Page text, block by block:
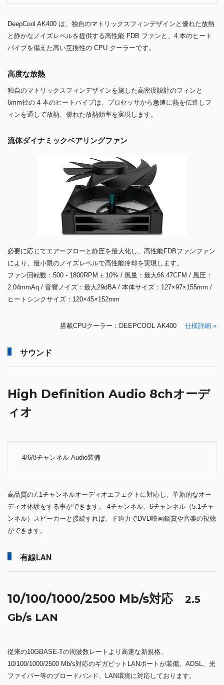
DeepCool AK400 は、独自のマトリックスフィンデザインと優れた放熱
と静かなノイズレベルを提供する高性能 FDB ファンと、4 本のヒート
パイプを備えた高い互換性の CPU クーラーです。
高度な放熱
独自のマトリックスフィンデザインを施した高密度設計のフィンと
6mm径の 4 本のヒートパイプは、プロセッサから急速に熱を伝達しフ
ィンを通して放熱、優れた放熱効率を実現します。
流体ダイナミックベアリングファン
必要に応じてエアーフローと静圧を最大化し、高性能FDBファンファン
により、最小限のノイズレベルで高性能冷却を実現します。
ファン回転数：500 - 1800RPM ± 10% / 風量：最大66.47CFM / 風圧：
2.04mmAq / 音響ノイズ：最大29dBA / 本体サイズ：127×97×155mm /
ヒートシンクサイズ：120×45×152mm
搭載CPUクーラー：DEEPCOOL AK400 仕様詳細 »
サウンド
High Definition Audio 8chオーデ
ィオ
4/6/8チャンネル Audio装備
高品質の7.1チャンネルオーディオエフェクトに対応し、革新的なオー
ディオ体験をする事ができます。 4チャンネル、6チャンネル（5.1チャ
ンネル）スピーカーと接続すれば、ド迫力でDVD映画鑑賞や音楽の視聴
ができます。
有線LAN
10/100/1000/2500 Mb/s対応 2.5
Gb/s LAN
従来の10GBASE-Tの周波数レートより高速な新規格、
10/100/1000/2500 Mb/s対応のギガビットLANポートが装備。ADSL、光
ファイバー等のブロードバンド、LAN環境に対応しております。